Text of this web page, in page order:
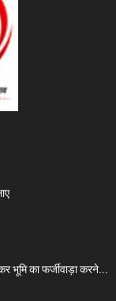
का फर्जीवाड़ा करने...